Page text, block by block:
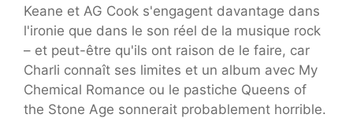
Keane et AG Cook s'engagent davantage dans
l'ironie que dans le son réel de la musique rock
– et peut-être qu'ils ont raison de le faire, car
Charli connaît ses limites et un album avec My
Chemical Romance ou le pastiche Queens of
the Stone Age sonnerait probablement horrible.